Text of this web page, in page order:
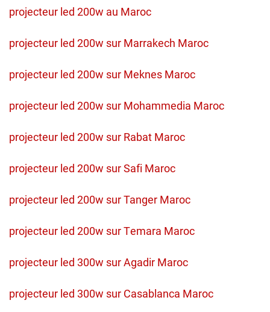
projecteur led 200w au Maroc
projecteur led 200w sur Marrakech Maroc
projecteur led 200w sur Meknes Maroc
projecteur led 200w sur Mohammedia Maroc
projecteur led 200w sur Rabat Maroc
projecteur led 200w sur Safi Maroc
projecteur led 200w sur Tanger Maroc
projecteur led 200w sur Temara Maroc
projecteur led 300w sur Agadir Maroc
projecteur led 300w sur Casablanca Maroc